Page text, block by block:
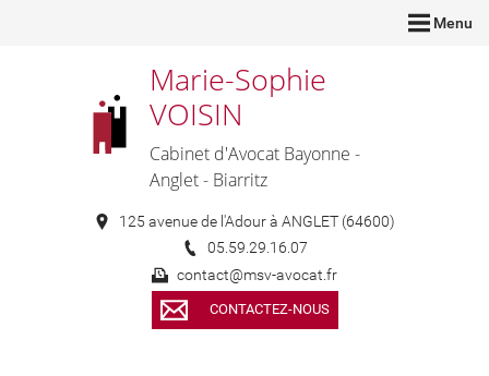
Menu
Marie-Sophie
VOISIN
Cabinet d'Avocat Bayonne -
Anglet - Biarritz
125 avenue de l'Adour à ANGLET (64600)
05.59.29.16.07
contact@msv-avocat.fr
CONTACTEZ-NOUS